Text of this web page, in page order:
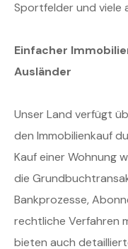
Sportfelder und viele
Einfacher
Ausländer
Unser Land verfügt
den Immobilienkauf
Kauf einer Wohnung
die
Bankprozesse,
rechtliche Verfahren
bieten auch